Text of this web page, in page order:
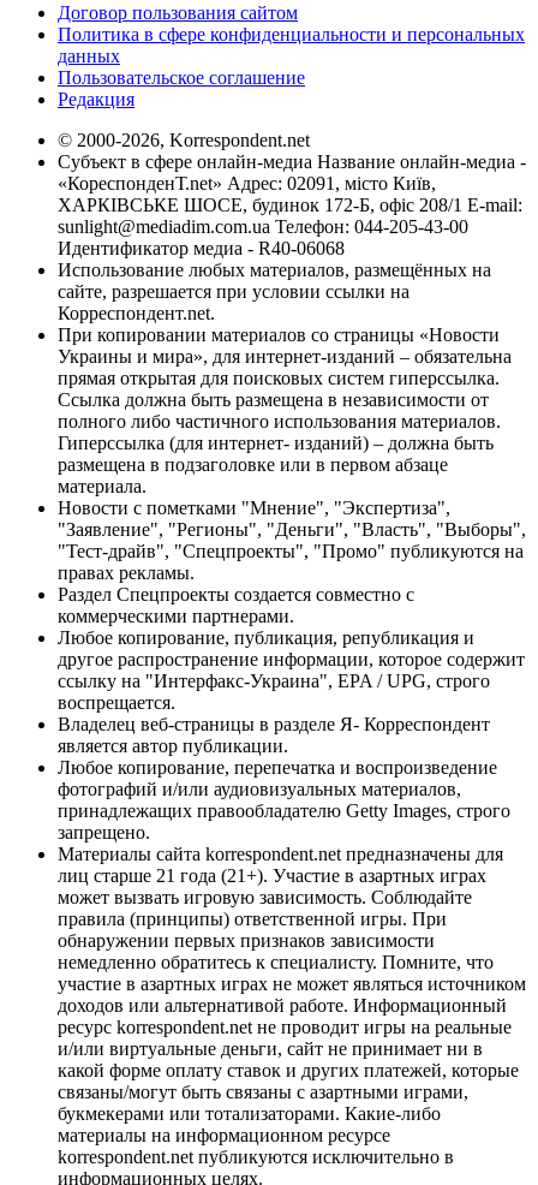
Договор пользования сайтом
Политика в сфере конфиденциальности и персональных
данных
Пользовательское соглашение
Редакция
© 2000-2026, Korrespondent.net
Субъект в сфере онлайн-медиа Название онлайн-медиа -
«КореспонденТ.net» Адрес: 02091, місто Київ,
ХАРКІВСЬКЕ ШОСЕ, будинок 172-Б, офіс 208/1 E-mail:
sunlight@mediadim.com.ua Телефон: 044-205-43-00
Идентификатор медиа - R40-06068
Использование любых материалов, размещённых на
сайте, разрешается при условии ссылки на
Корреспондент.net.
При копировании материалов со страницы «Новости
Украины и мира», для интернет-изданий – обязательна
прямая открытая для поисковых систем гиперссылка.
Ссылка должна быть размещена в независимости от
полного либо частичного использования материалов.
Гиперссылка (для интернет- изданий) – должна быть
размещена в подзаголовке или в первом абзаце
материала.
Новости с пометками "Мнение", "Экспертиза",
"Заявление", "Регионы", "Деньги", "Власть", "Выборы",
"Тест-драйв", "Спецпроекты", "Промо" публикуются на
правах рекламы.
Раздел Спецпроекты создается совместно с
коммерческими партнерами.
Любое копирование, публикация, републикация и
другое распространение информации, которое содержит
ссылку на "Интерфакс-Украина", EPA / UPG, строго
воспрещается.
Владелец веб-страницы в разделе Я- Корреспондент
является автор публикации.
Любое копирование, перепечатка и воспроизведение
фотографий и/или аудиовизуальных материалов,
принадлежащих правообладателю Getty Images, строго
запрещено.
Материалы сайта korrespondent.net предназначены для
лиц старше 21 года (21+). Участие в азартных играх
может вызвать игровую зависимость. Соблюдайте
правила (принципы) ответственной игры. При
обнаружении первых признаков зависимости
немедленно обратитесь к специалисту. Помните, что
участие в азартных играх не может являться источником
доходов или альтернативой работе. Информационный
ресурс korrespondent.net не проводит игры на реальные
и/или виртуальные деньги, сайт не принимает ни в
какой форме оплату ставок и других платежей, которые
связаны/могут быть связаны с азартными играми,
букмекерами или тотализаторами. Какие-либо
материалы на информационном ресурсе
korrespondent.net публикуются исключительно в
информационных целях.